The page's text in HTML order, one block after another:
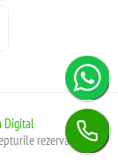
Digital
rezervate.